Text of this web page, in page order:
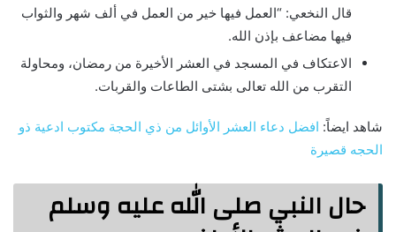
قال النخعي: “العمل فيها خير من العمل في ألف شهر والثواب
فيها مضاعف بإذن الله.
الاعتكاف في المسجد في العشر الأخيرة من رمضان، ومحاولة
التقرب من الله تعالى بشتى الطاعات والقربات.
شاهد ايضاً: افضل دعاء العشر الأوائل من ذي الحجة مكتوب ادعية ذو
الحجه قصيرة
حال النبي صلى الله عليه وسلم